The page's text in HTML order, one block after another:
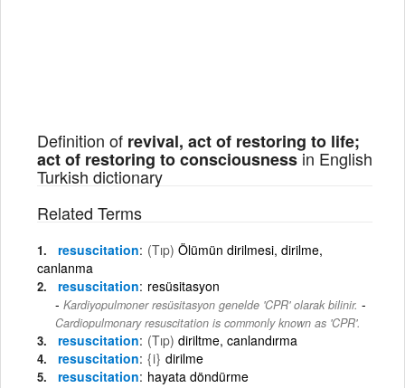
Definition of revival, act of restoring to life;
act of restoring to consciousnessin English
Turkish dictionary
Related Terms
resuscitation (Tıp) Ölümün dirilmesi, dirilme,
canlanma
resuscitation resüsitasyon
Kardiyopulmoner resüsitasyon genelde 'CPR' olarak bilinir. -
Cardiopulmonary resuscitation is commonly known as 'CPR'.
resuscitation (Tıp) diriltme, canlandırma
resuscitation {i} dirilme
resuscitation hayata döndürme